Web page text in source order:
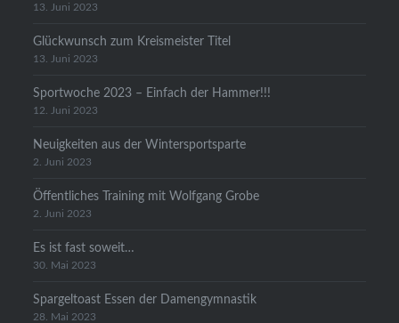
13. Juni 2023
Glückwunsch zum Kreismeister Titel
13. Juni 2023
Sportwoche 2023 – Einfach der Hammer!!!
12. Juni 2023
Neuigkeiten aus der Wintersportsparte
2. Juni 2023
Öffentliches Training mit Wolfgang Grobe
2. Juni 2023
Es ist fast soweit…
30. Mai 2023
Spargeltoast Essen der Damengymnastik
28. Mai 2023